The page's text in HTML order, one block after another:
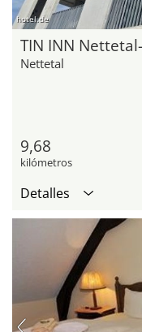
hotel.de
TIN INN
Nettetal
9,68
kilómetros
Detalles